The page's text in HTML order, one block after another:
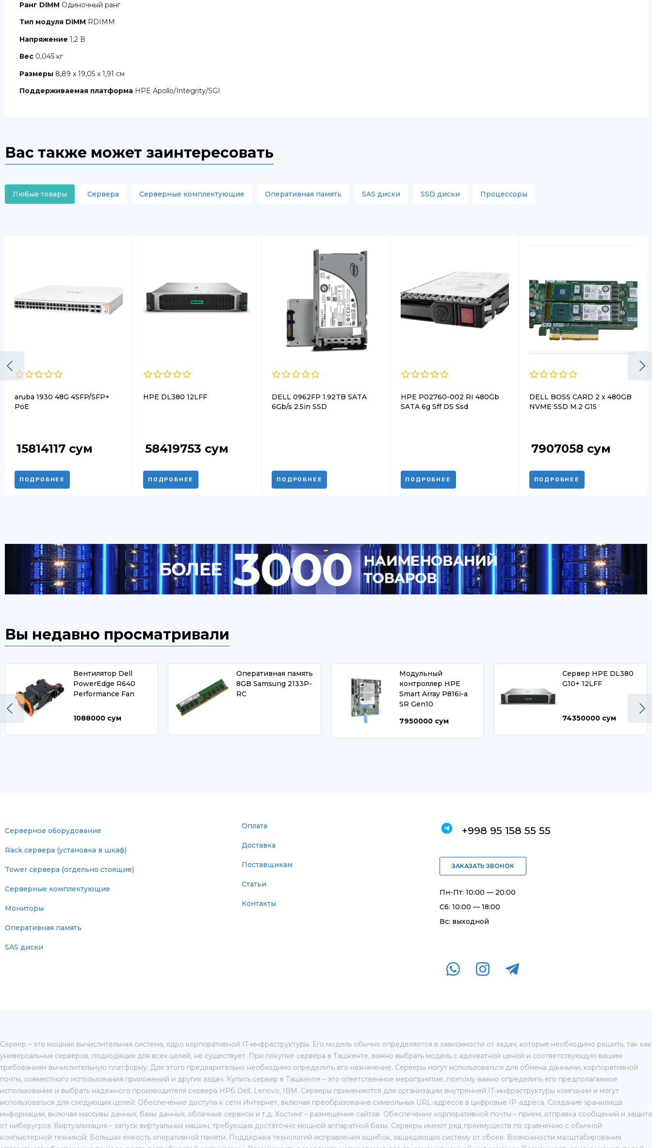
Ранг DIMM Одиночный ранг
Тип модуля DIMM RDIMM
Напряжение 1,2 В
Вес 0,045 кг
Размеры 8,89 x 19,05 x 1,91 см
Поддерживаемая платформа HPE Apollo/Integrity/SGI
Вас также может заинтересовать
Любые товары Сервера Серверные комплектующие Оперативная память SAS диски SSD диски Процессоры
aruba 1930 48G 4SFP/SFP+
PoE
15814117 сум
ПОДРОБНЕЕ
HPE DL380 12LFF
58419753 сум
ПОДРОБНЕЕ
DELL 0962FP 1.92TB SATA
6Gb/s 2.5in SSD
ПОДРОБНЕЕ
HPE P02760-002 RI 480Gb
SATA 6g Sff DS Ssd
ПОДРОБНЕЕ
DELL BOSS CARD 2 x 480GB
NVME SSD M.2 G15
7907058 сум
ПОДРОБНЕЕ
Вы недавно просматривали
Вентилятор Dell
PowerEdge R640
Performance Fan
1088000 сум
Оперативная память
8GB Samsung 2133P-
RC
Модульный
контроллер HPE
Smart Array P816i-a
SR Gen10
7950000 сум
Сервер HPE DL380
G10+ 12LFF
74350000 сум
Серверное оборудование
Rack сервера (установка в шкаф)
Tower сервера (отдельно стоящие)
Серверные комплектующие
Мониторы
Оперативная память
SAS диски
Оплата
Доставка
Поставщикам
Статьи
Контакты
+998 95 158 55 55
ЗАКАЗАТЬ ЗВОНОК
Пн-Пт: 10:00 — 20:00
Сб: 10:00 — 18:00
Вс: выходной
Сервер – это мощная вычислительная система, ядро корпоративной IT-инфраструктуры. Его модель обычно определяется в зависимости от задач, которые необходимо решить, так как
универсальных серверов, подходящих для всех целей, не существует. При покупке сервера в Ташкенте, важно выбрать модель с адекватной ценой и соответствующую вашим
требованиям вычислительную платформу. Для этого предварительно необходимо определить его назначение. Серверы могут использоваться для обмена данными, корпоративной
почты, совместного использования приложений и других задач. Купить сервер в Ташкенте – это ответственное мероприятие, поэтому важно определить его предполагаемое
использование и выбрать надежного производителя сервера HPб Dell, Lenovo, IBM. Серверы применяются для организации внутренней IT-инфраструктуры компании и могут
использоваться для следующих целей: Обеспечение доступа к сети Интернет, включая преобразование символьных URL-адресов в цифровые IP-адреса. Создание хранилища
информации, включая массивы данных, базы данных, облачные сервисы и т.д. Хостинг – размещение сайтов. Обеспечение корпоративной почты – прием, отправка сообщений и защита
от киберугроз. Виртуализация – запуск виртуальных машин, требующих достаточно мощной аппаратной базы. Серверы имеют ряд преимуществ по сравнению с обычной
компьютерной техникой: Большая емкость оперативной памяти. Поддержка технологий исправления ошибок, защищающих систему от сбоев. Возможности масштабирования